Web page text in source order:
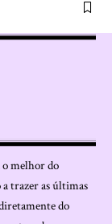
o melhor do
a trazer as últimas
do